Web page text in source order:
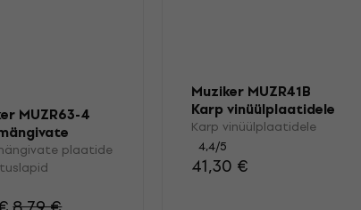
MUZR63-4
plaatide
Muziker MUZR41B
Karp vinüülplaatidele
Karp vinüülplaatidele
4,4/5
41,30 €